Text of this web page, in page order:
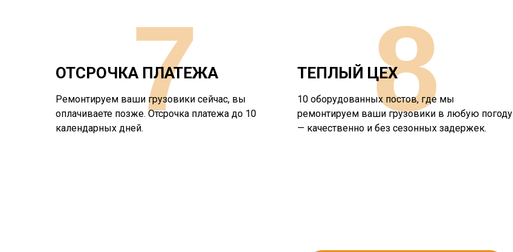
ОТСРОЧКА ПЛАТЕЖА
Ремонтируем ваши грузовики сейчас, вы
оплачиваете позже. Отсрочка платежа до 10
календарных дней.7 ТЕПЛЫЙ ЦЕХ
10 оборудованных постов, где мы
ремонтируем ваши грузовики в любую погоду
— качественно и без сезонных задержек.
8